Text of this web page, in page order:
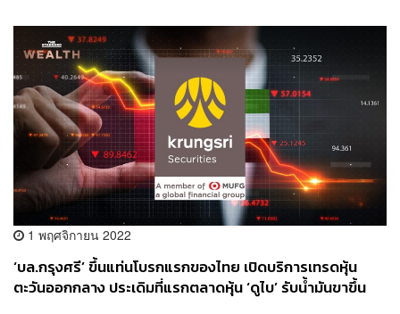
1 พฤศจิกายน 2022
‘บล.กรุงศรี’ ขึ้นแท่นโบรกแรกของไทย เปิดบริการเทรดหุ้น
ตะวันออกกลาง ประเดิมที่แรกตลาดหุ้น ‘ดูไบ’ รับน้ำมันขาขึ้น